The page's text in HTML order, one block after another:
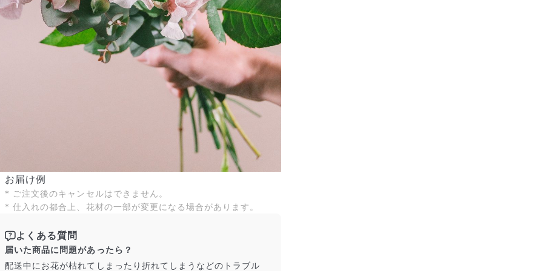
お届け例
* ご注文後のキャンセルはできません。
* 仕入れの都合上、花材の一部が変更になる場合があります。
よくある質問
届いた商品に問題があったら？
配送中にお花が枯れてしまったり折れてしまうなどのトラブル